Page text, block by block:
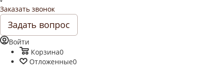
Заказать звонок
Задать вопрос
Войти
Корзина0
Отложенные0